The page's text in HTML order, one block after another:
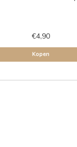
€4,90
Kopen